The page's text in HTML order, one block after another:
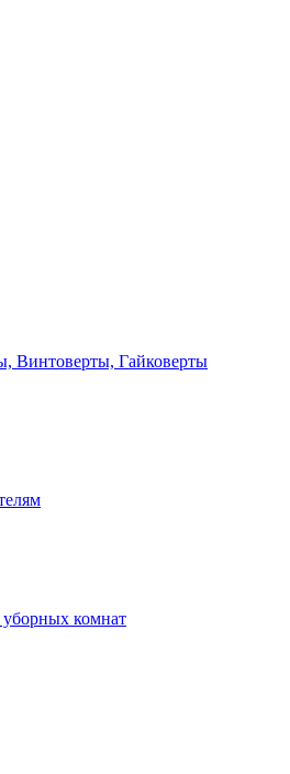
Винтоверты, Гайковерты
комнат